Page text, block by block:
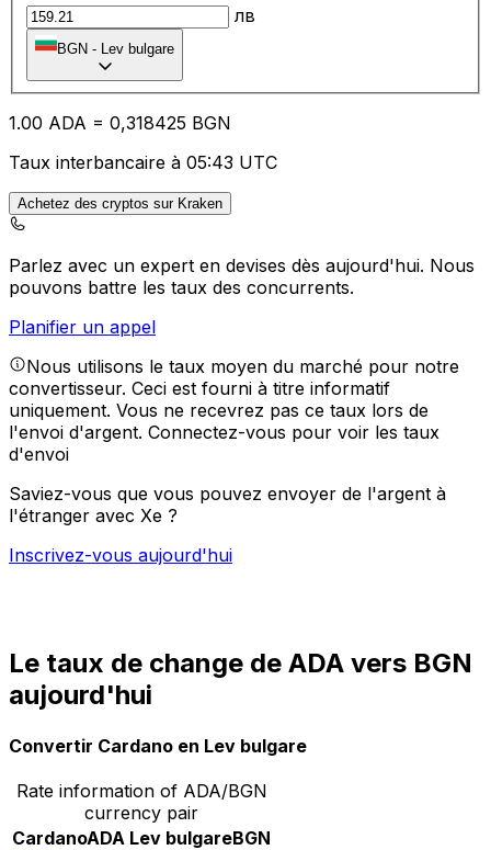
лв
BGN - Lev bulgare
1.00 ADA = 0,318425 BGN
Taux interbancaire à 05:43 UTC
Achetez des cryptos sur Kraken
Parlez avec un expert en devises dès aujourd'hui. Nous
pouvons battre les taux des concurrents.
Planifier un appel
Nous utilisons le taux moyen du marché pour notre
convertisseur. Ceci est fourni à titre informatif
uniquement. Vous ne recevrez pas ce taux lors de
l'envoi d'argent. Connectez-vous pour voir les taux
d'envoi
Saviez-vous que vous pouvez envoyer de l'argent à
l'étranger avec Xe ?
Inscrivez-vous aujourd'hui
Le taux de change de ADA vers BGN
aujourd'hui
Convertir Cardano en Lev bulgare
Rate information of ADA/BGN
currency pair
CardanoADA Lev bulgareBGN